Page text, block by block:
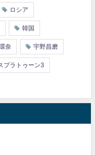
ロシア
韓国
奈 宇野昌磨
プラトゥーン3